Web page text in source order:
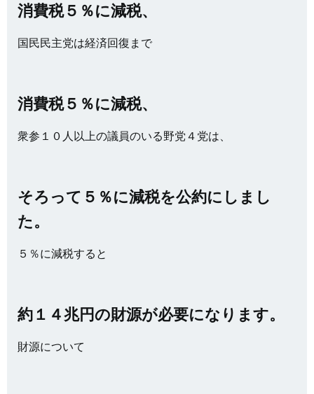
消費税５％に減税、
国民民主党は経済回復まで
消費税５％に減税、
衆参１０人以上の議員のいる野党４党は、
そろって５％に減税を公約にしまし
た。
５％に減税すると
約１４兆円の財源が必要になります。
財源について